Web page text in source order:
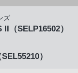
ズ
II （SELP16502）
SEL55210）